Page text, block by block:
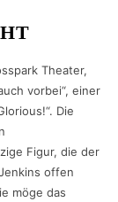
Theater,
vorbei“, einer
Die
Figur, die der
offen
möge das